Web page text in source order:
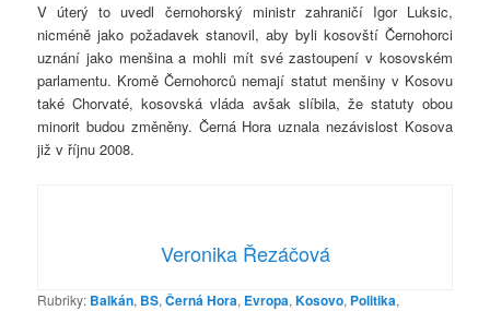
V úterý to uvedl černohorský ministr zahraničí Igor Luksic,
nicméně jako požadavek stanovil, aby byli kosovští Černohorci
uznání jako menšina a mohli mít své zastoupení v kosovském
parlamentu. Kromě Černohorců nemají statut menšiny v Kosovu
také Chorvaté, kosovská vláda avšak slíbila, že statuty obou
minorit budou změněny. Černá Hora uznala nezávislost Kosova
již v říjnu 2008.
Veronika Řezáčová
Rubriky: Balkán, BS,Černá Hora, Evropa,Kosovo, Politika,